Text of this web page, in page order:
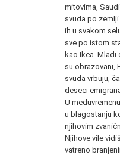
mitovima,
svuda po
ih u svakom
sve po istom
kao Ikea.
su obrazovani,
svuda vrbuju,
deseci
U
u blagostanju
njihovim
Njihove vile
vatreno